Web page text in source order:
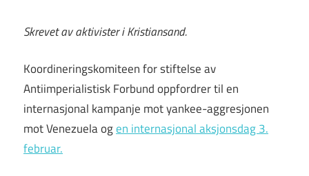
Skrevet av aktivister i Kristiansand.
Koordineringskomiteen for stiftelse av
Antiimperialistisk Forbund oppfordrer til en
internasjonal kampanje mot yankee-aggresjonen
mot Venezuela ogen internasjonal aksjonsdag 3.
februar.